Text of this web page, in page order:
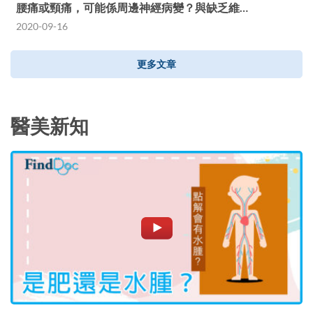
腰痛或頸痛，可能係周邊神經病變？與缺乏維…
2020-09-16
更多文章
醫美新知